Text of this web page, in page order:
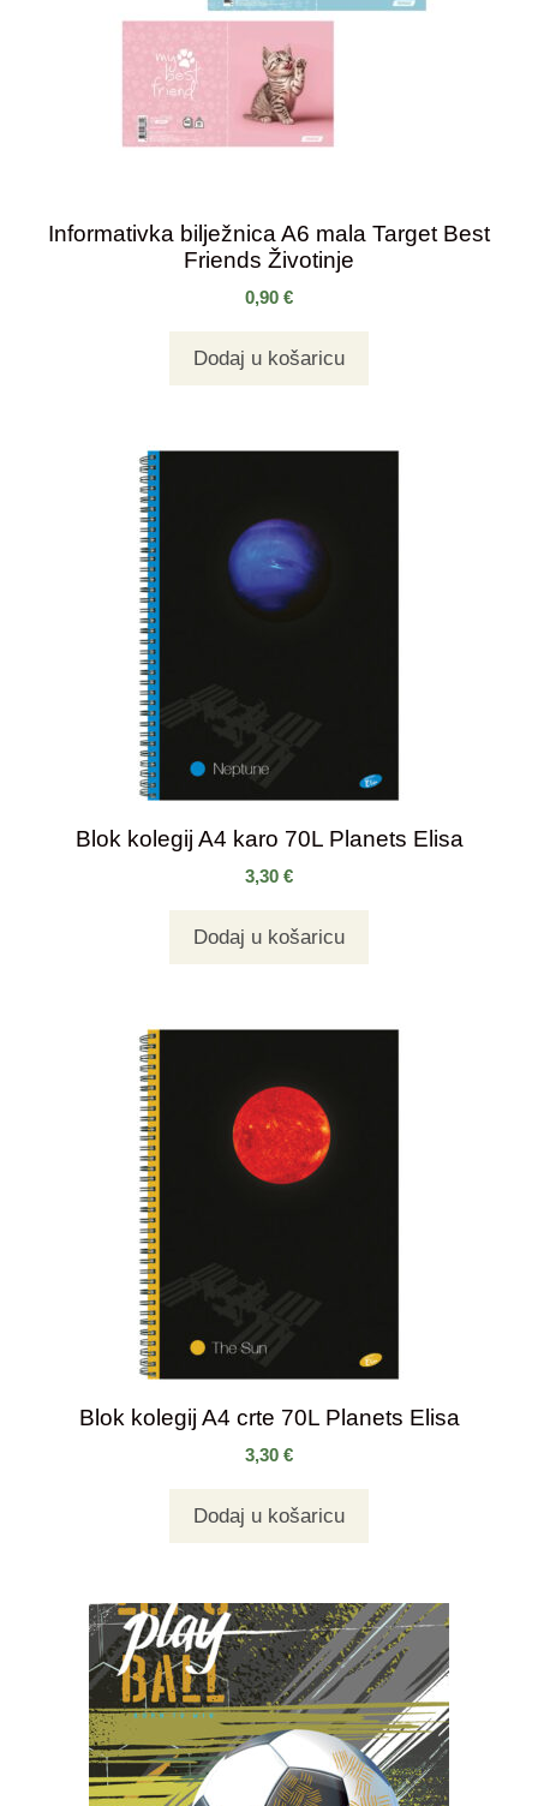
Informativka bilježnica A6 mala Target Best
Friends Životinje
0,90 €
Dodaj u košaricu
Blok kolegij A4 karo 70L Planets Elisa
3,30 €
Dodaj u košaricu
Blok kolegij A4 crte 70L Planets Elisa
3,30 €
Dodaj u košaricu